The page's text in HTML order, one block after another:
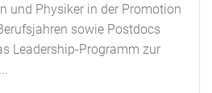
und Physiker in der Promotion
sowie Postdocs
Leadership-Programm zur